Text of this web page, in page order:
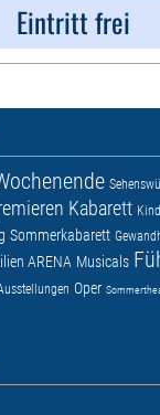
Eintritt frei
Kabarett
Sommerkabarett
ARENA Musicals
Oper